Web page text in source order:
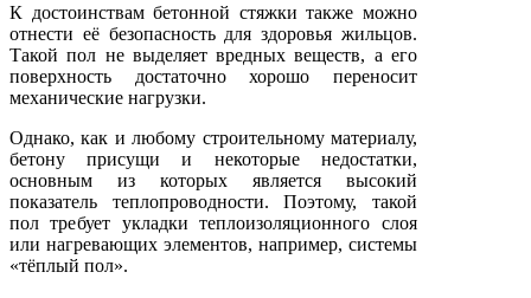
К достоинствам бетонной стяжки также можно
отнести её безопасность для здоровья жильцов.
Такой пол не выделяет вредных веществ, а его
поверхность достаточно хорошо переносит
механические нагрузки.
Однако, как и любому строительному материалу,
бетону присущи и некоторые недостатки,
основным из которых является высокий
показатель теплопроводности. Поэтому, такой
пол требует укладки теплоизоляционного слоя
или нагревающих элементов, например, системы
«тёплый пол».